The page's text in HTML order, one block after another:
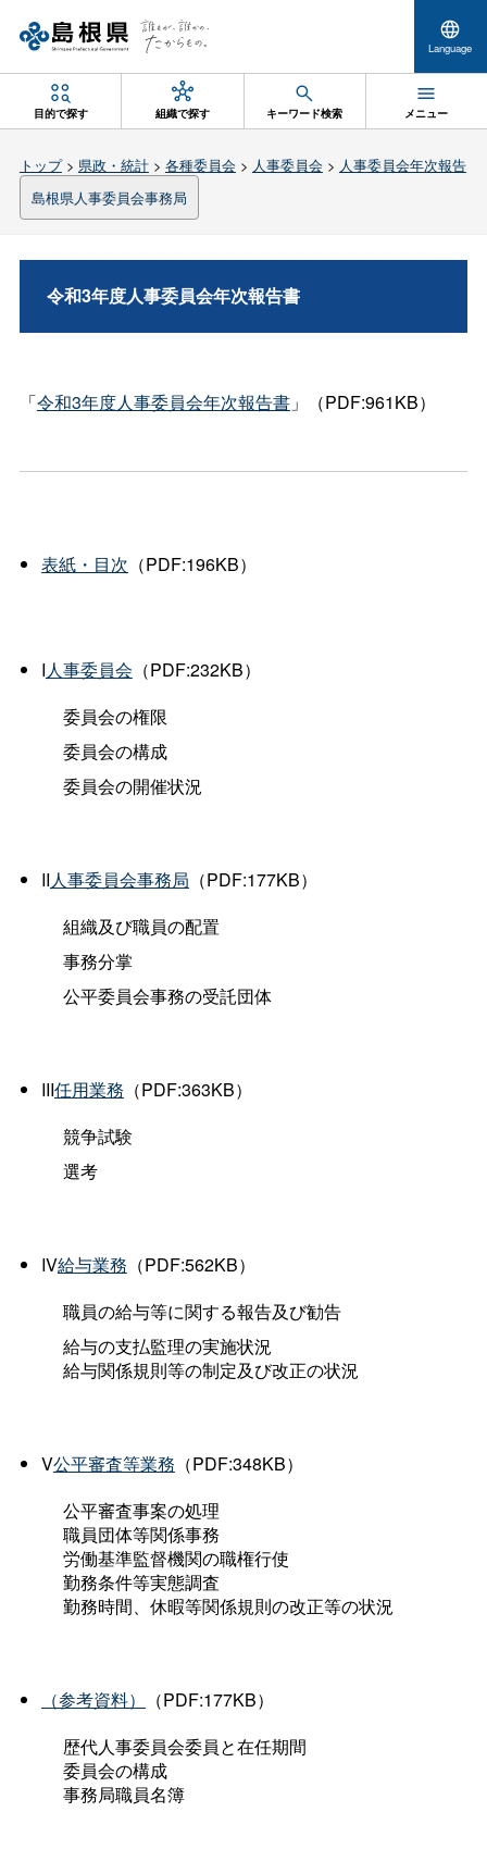
Language
目的で探す 組織で探す キーワード検索 メニュー
トップ> 県政・統計> 各種委員会 > 人事委員会 > 人事委員会年次報告
島根県人事委員会事務局
令和3年度人事委員会年次報告書
「令和3年度人事委員会年次報告書」（PDF:961KB）
表紙・目次 （PDF:196KB）
I人事委員会 （PDF:232KB）
委員会の権限
委員会の構成
委員会の開催状況
II人事委員会事務局 （PDF:177KB）
組織及び職員の配置
事務分掌
公平委員会事務の受託団体
III任用業務 （PDF:363KB）
競争試験
選考
IV給与業務 （PDF:562KB）
職員の給与等に関する報告及び勧告
給与の支払監理の実施状況
給与関係規則等の制定及び改正の状況
V公平審査等業務 （PDF:348KB）
公平審査事案の処理
職員団体等関係事務
労働基準監督機関の職権行使
勤務条件等実態調査
勤務時間、休暇等関係規則の改正等の状況
（参考資料）
（PDF:177KB）
歴代人事委員会委員と在任期間
委員会の構成
事務局職員名簿